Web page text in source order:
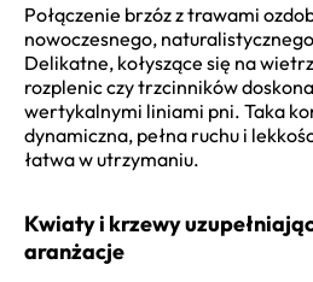
Połączenie brzóz z trawami
nowoczesnego,
Delikatne, kołyszące się na
rozplenic czy trzcinników
wertykalnymi liniami pni. Taka
dynamiczna, pełna ruchu i
łatwa w utrzymaniu.
Kwiaty i krzewy
aranżacje